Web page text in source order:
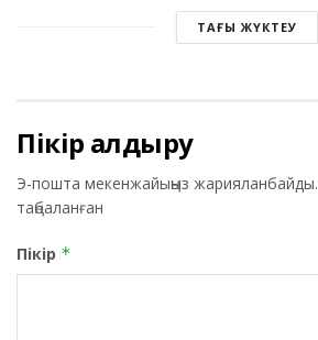
ТАҒЫ ЖҮКТЕУ
Пікір қалдыру
Э-пошта мекенжайыңыз жарияланбайды.
таңбаланған
Пікір *